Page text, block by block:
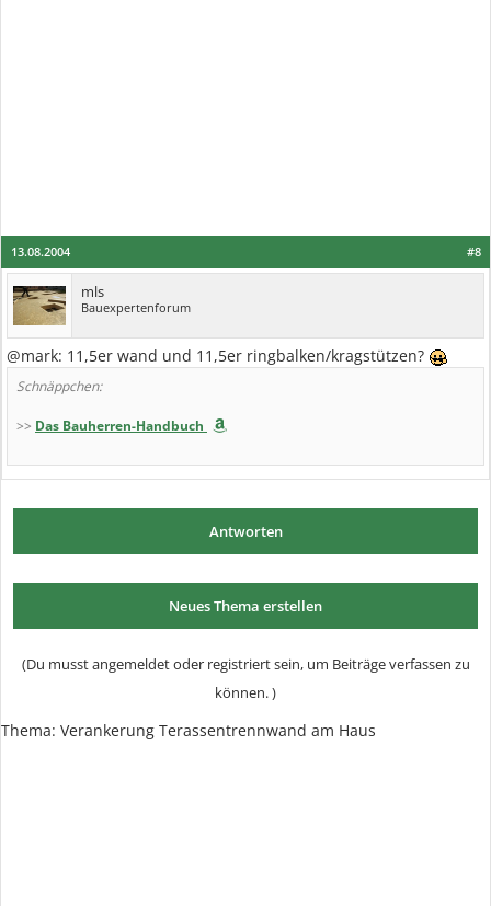
#8
13.08.2004
mls
Bauexpertenforum
@mark: 11,5er wand und 11,5er ringbalken/kragstützen?
Schnäppchen:
>> Das Bauherren-Handbuch
Antworten
Neues Thema erstellen
(Du musst angemeldet oder registriert sein, um Beiträge verfassen zu
können. )
Thema: Verankerung Terassentrennwand am Haus